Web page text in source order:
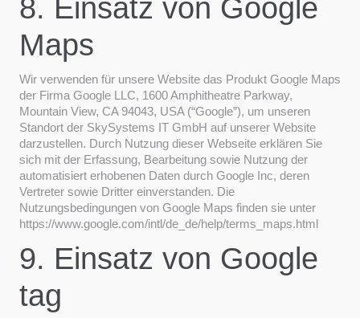
8. Einsatz von Google
Maps
Wir verwenden für unsere Website das Produkt Google Maps
der Firma Google LLC, 1600 Amphitheatre Parkway,
Mountain View, CA 94043, USA (“Google”), um unseren
Standort der SkySystems IT GmbH auf unserer Website
darzustellen. Durch Nutzung dieser Webseite erklären Sie
sich mit der Erfassung, Bearbeitung sowie Nutzung der
automatisiert erhobenen Daten durch Google Inc, deren
Vertreter sowie Dritter einverstanden. Die
Nutzungsbedingungen von Google Maps finden sie unter
https://www.google.com/intl/de_de/help/terms_maps.html
9. Einsatz von Google
tag